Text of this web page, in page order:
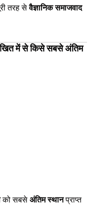
तरह सेवैज्ञानिक समाजवाद
में से किसे सबसे अंतिम
को सबसे अंतिम स्थानप्राप्त